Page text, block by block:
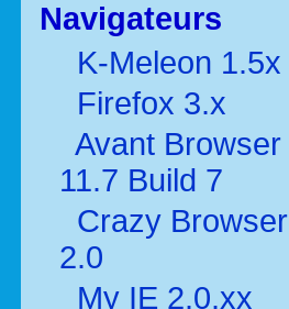
Navigateurs
K-Meleon 1.5x
Firefox 3.x
Avant Browser
11.7 Build 7
Crazy Browser
2.0
My IE 2.0.xx